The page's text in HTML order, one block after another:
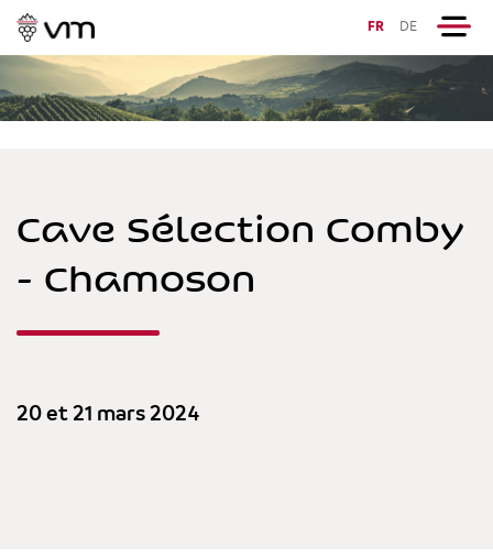
FR DE
Cave Sélection Comby
- Chamoson
20 et 21 mars 2024